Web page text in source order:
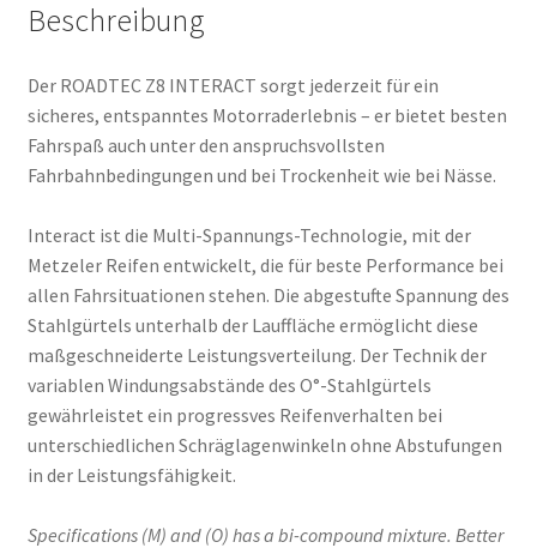
Beschreibung
Der ROADTEC Z8 INTERACT sorgt jederzeit für ein
sicheres, entspanntes Motorraderlebnis – er bietet besten
Fahrspaß auch unter den anspruchsvollsten
Fahrbahnbedingungen und bei Trockenheit wie bei Nässe.
Interact ist die Multi-Spannungs-Technologie, mit der
Metzeler Reifen entwickelt, die für beste Performance bei
allen Fahrsituationen stehen. Die abgestufte Spannung des
Stahlgürtels unterhalb der Lauffläche ermöglicht diese
maßgeschneiderte Leistungsverteilung. Der Technik der
variablen Windungsabstände des O°-Stahlgürtels
gewährleistet ein progressves Reifenverhalten bei
unterschiedlichen Schräglagenwinkeln ohne Abstufungen
in der Leistungsfähigkeit.
Specifications (M) and (O) has a bi-compound mixture. Better